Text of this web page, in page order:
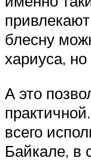
блесну
хариуса,
А это
всего
Байкале, в